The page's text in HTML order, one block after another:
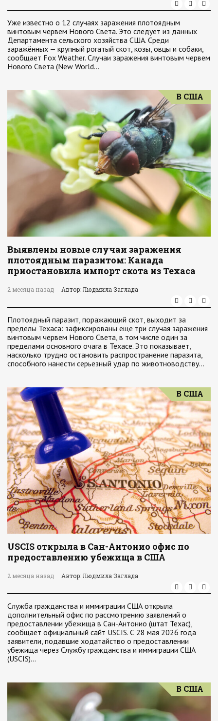
Уже известно о 12 случаях заражения плотоядным
винтовым червем Нового Света. Это следует из данных
Департамента сельского хозяйства США. Среди
заражённых — крупный рогатый скот, козы, овцы и собаки,
сообщает Fox Weather. Случаи заражения винтовым червем
Нового Света (New World…
В США
Выявлены новые случаи заражения
плотоядным паразитом: Канада
приостановила импорт скота из Техаса
2 месяца назад Автор: Людмила Заглада
Плотоядный паразит, поражающий скот, выходит за
пределы Техаса: зафиксированы еще три случая заражения
винтовым червем Нового Света, в том числе один за
пределами основного очага в Техасе. Это показывает,
насколько трудно остановить распространение паразита,
способного нанести серьезный удар по животноводству…
В США
USCIS открыла в Сан-Антонио офис по
предоставлению убежища в США
2 месяца назад Автор: Людмила Заглада
Служба гражданства и иммиграции США открыла
дополнительный офис по рассмотрению заявлений о
предоставлении убежища в Сан-Антонио (штат Техас),
сообщает официальный сайт USCIS. С 28 мая 2026 года
заявители, подавшие ходатайство о предоставлении
убежища через Службу гражданства и иммиграции США
(USCIS)…
В США